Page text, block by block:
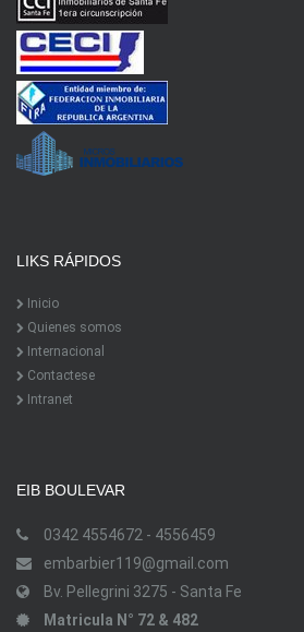
LIKS RÁPIDOS
Inicio
Quienes somos
Internacional
Contactese
Intranet
EIB BOULEVAR
0342 4554672 - 4556459
embarbier119@gmail.com
Bv. Pellegrini 3275 - Santa Fe
Matricula N° 72 & 482